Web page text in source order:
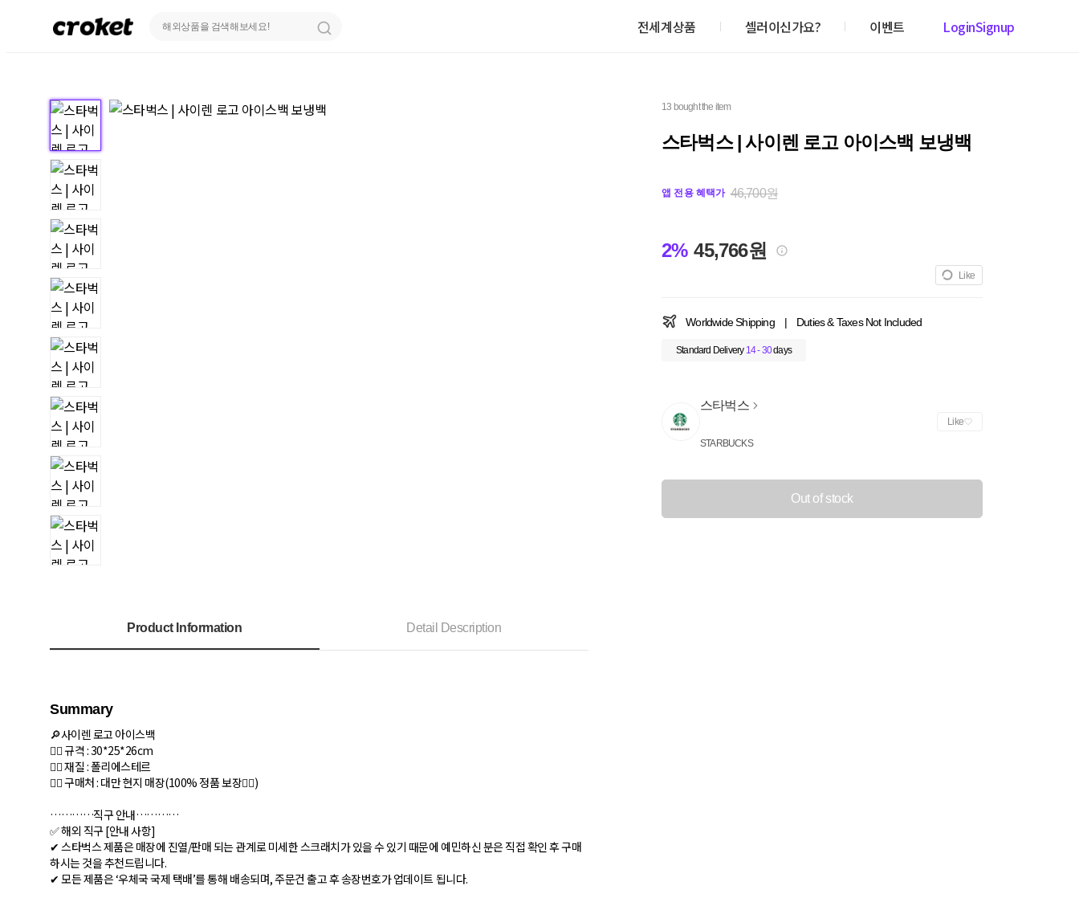
전세계상품 셀러이신가요? 이벤트 LoginSignup
13 bought the item
스타벅스 | 사이렌 로고 아이스백 보냉백
앱 전용 혜택가 46,700원
2% 45,766원
Like
Worldwide Shipping | Duties & Taxes Not Included
Standard Delivery 14 - 30days
스타벅스
STARBUCKS
Like
Out of stock
Product Information Detail Description
Summary
🔎사이렌 로고 아이스백
👉🏻 규격 : 30*25*26cm
👉🏻 재질 : 폴리에스테르
👉🏻 구매처 : 대만 현지 매장(100% 정품 보장👌🏻)
…………직구 안내…………
✅ 해외 직구 [안내 사항]
✔︎ 스타벅스 제품은 매장에 진열/판매 되는 관계로 미세한 스크래치가 있을 수 있기 때문에 예민하신 분은 직접 확인 후 구매
하시는 것을 추천드립니다.
✔︎ 모든 제품은 ‘우체국 국제 택배’를 통해 배송되며, 주문건 출고 후 송장번호가 업데이트 됩니다.